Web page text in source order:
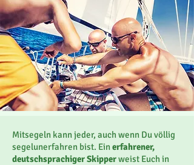
Mitsegeln kann jeder, auch wenn Du völlig
segelunerfahren bist. Einerfahrener,
deutschsprachiger Skipperweist Euch in